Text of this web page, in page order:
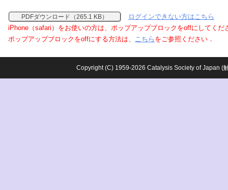
PDFダウンロード（265.1 KB）
ログインできない方はこちら
iPhone（safari）をお使いの方は、ポップアップブロックをoffにしてくだ
ポップアップブロックをoffにする方法は、 こちら をご参照ください．
Copyright (C) 1959-2026 Catalysis Society of Japan (